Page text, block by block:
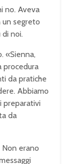
no. Aveva
segreto
noi.
«Sienna,
procedura
da pratiche
Abbiamo
preparativi
da
Non erano